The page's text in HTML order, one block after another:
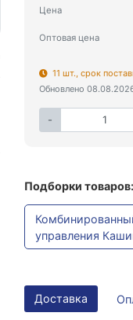
Цена
Оптовая цена
11 шт., срок
Обновлено
-
Подборки товаров:
управления
Доставка